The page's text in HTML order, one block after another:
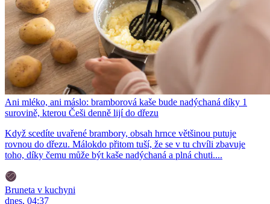
Ani mléko, ani máslo: bramborová kaše bude nadýchaná díky 1
surovině, kterou Češi denně lijí do dřezu
Když scedíte uvařené brambory, obsah hrnce většinou putuje
rovnou do dřezu. Málokdo přitom tuší, že se v tu chvíli zbavuje
toho, díky čemu může být kaše nadýchaná a plná chuti....
Bruneta v kuchyni
dnes, 04:37